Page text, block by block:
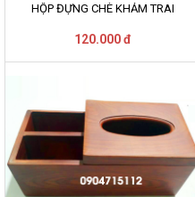
HỘP ĐỰNG CHÈ KHẢM TRAI
120.000 đ